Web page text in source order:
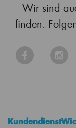
Wir sind
finden.
Kundendienst